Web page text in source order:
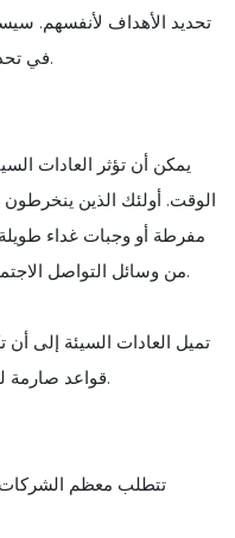
تحديد الأهداف لأنفسهم.
في تحديد أي مجالات مشكلة وإجراء تحسينات.
يمكن أن تؤثر العادات
الوقت. أولئك الذين
مفرطة أو وجبات غداء
من وسائل التواصل الاجتماعي يؤثرون على ثقافة الشركة بأكملها.
تميل العادات السيئة إلى
قواعد صارمة لمنع الثقافة من أن تصبح متراخية للغاية.
تتطلب معظم الشركات